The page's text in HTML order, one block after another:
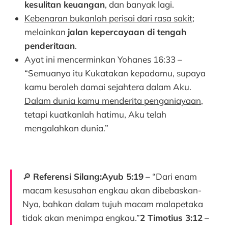
kesulitan keuangan, dan banyak lagi.
Kebenaran bukanlah perisai dari rasa sakit;
melainkan jalan kepercayaan di tengah
penderitaan.
Ayat ini mencerminkan Yohanes 16:33 –
“Semuanya itu Kukatakan kepadamu, supaya
kamu beroleh damai sejahtera dalam Aku.
Dalam dunia kamu menderita penganiayaan,
tetapi kuatkanlah hatimu, Aku telah
mengalahkan dunia.”
🔎 Referensi Silang:Ayub 5:19– “Dari enam
macam kesusahan engkau akan dibebaskan-
Nya, bahkan dalam tujuh macam malapetaka
tidak akan menimpa engkau.”2 Timotius 3:12–